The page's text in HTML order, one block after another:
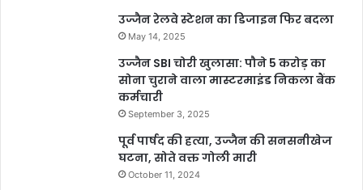
उज्जैन रेलवे स्टेशन का डिजाइन फिर बदला
May 14, 2025
उज्जैन SBI चोरी खुलासा: पौने 5 करोड़ का
सोना चुराने वाला मास्टरमाइंड निकला बैंक
कर्मचारी
September 3, 2025
पूर्व पार्षद की हत्या, उज्जैन की सनसनीखेज
घटना, सोते वक्त गोली मारी
October 11, 2024